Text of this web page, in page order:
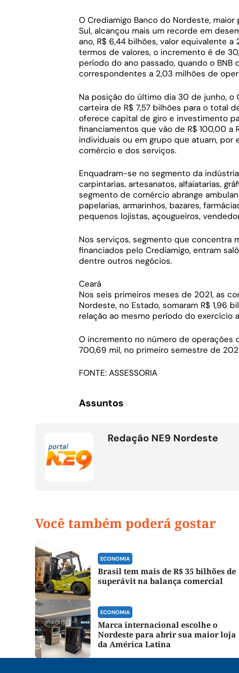
O Crediamigo Banco do Nordeste,
Sul, alcançou mais um recorde em
ano, R$ 6,44 bilhões, valor equivalente
termos de valores, o incremento é de
período do ano passado, quando o BNB
correspondentes a 2,03 milhões de
Na posição do último dia 30 de junho,
carteira de R$ 7,57 bilhões para o total
oferece capital de giro e investimento
financiamentos que vão de R$ 100,00 a
individuais ou em grupo que atuam, por
comércio e dos serviços.
Enquadram-se no segmento da
carpintarias, artesanatos, alfaiatarias,
segmento de comércio abrange
papelarias, armarinhos, bazares,
pequenos lojistas, açougueiros,
Nos serviços, segmento que concentra
financiados pelo Crediamigo, entram
dentre outros negócios.
Ceará
Nos seis primeiros meses de 2021, as
Nordeste, no Estado, somaram R$ 1,96
relação ao mesmo período do exercício
O incremento no número de operações
700,69 mil, no primeiro semestre de
FONTE: ASSESSORIA
Assuntos
Redação NE9 Nordeste
Você também poderá gostar
ECONOMIA
Brasil tem mais de R$ 35 bilhões de
superávit na balança comercial
ECONOMIA
Marca internacional escolhe o
Nordeste para abrir sua maior loja
da América Latina